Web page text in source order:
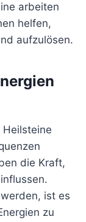
arbeiten
helfen,
aufzulösen.
die Kraft,
ist es
zu